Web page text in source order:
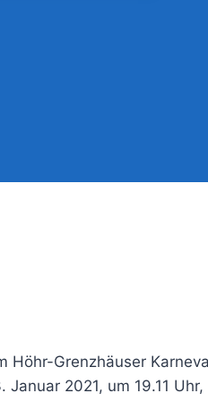
Höhr-Grenzhäuser
2021, um 19.11 Uhr,